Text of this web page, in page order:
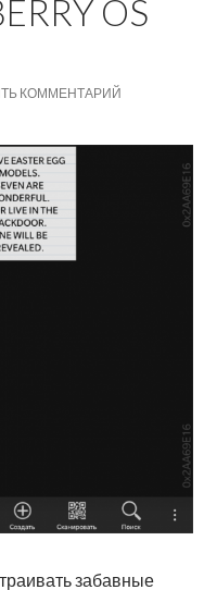
OS
КОММЕНТАРИЙ
забавные